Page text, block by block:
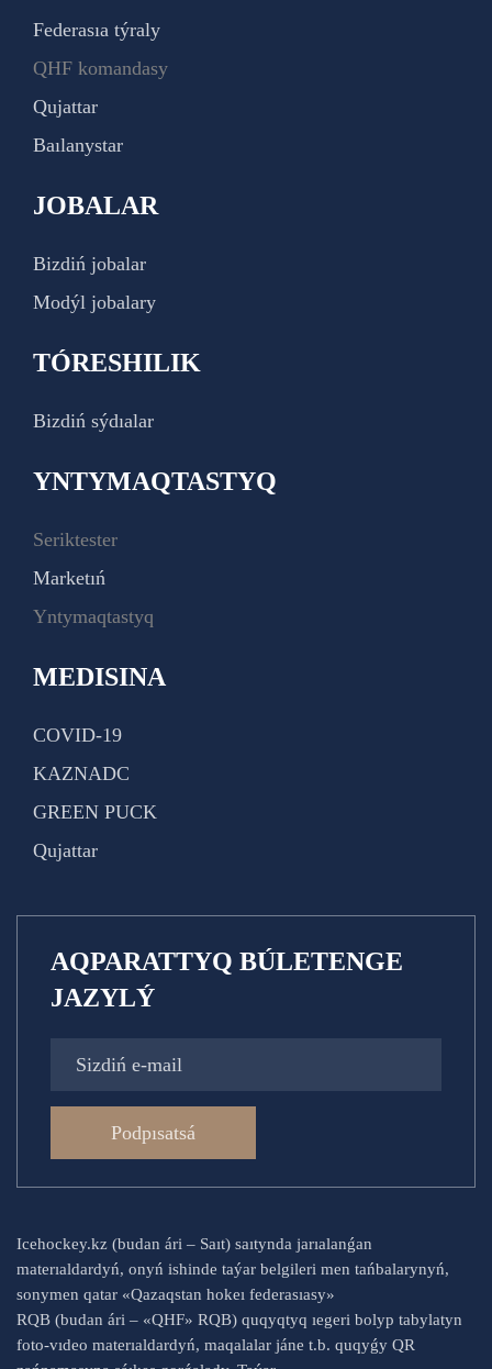
Federasıa týraly
QHF komandasy
Qujattar
Baılanystar
JOBALAR
Bizdiń jobalar
Modýl jobalary
TÓRESHILIK
Bizdiń sýdıalar
YNTYMAQTASTYQ
Seriktester
Marketıń
Yntymaqtastyq
MEDISINA
COVID-19
KAZNADC
GREEN PUCK
Qujattar
AQPARATTYQ BÚLETENGE
JAZYLÝ
Podpısatsá
Icehockey.kz (budan ári – Saıt) saıtynda jarıalanǵan
materıaldardyń, onyń ishinde taýar belgileri men tańbalarynyń,
sonymen qatar «Qazaqstan hokeı federasıasy»
RQB (budan ári – «QHF» RQB) quqyqtyq ıegeri bolyp tabylatyn
foto-vıdeo materıaldardyń, maqalalar jáne t.b. quqyǵy QR